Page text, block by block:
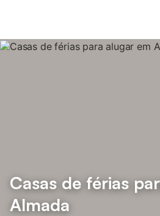
Casas de férias
Almada